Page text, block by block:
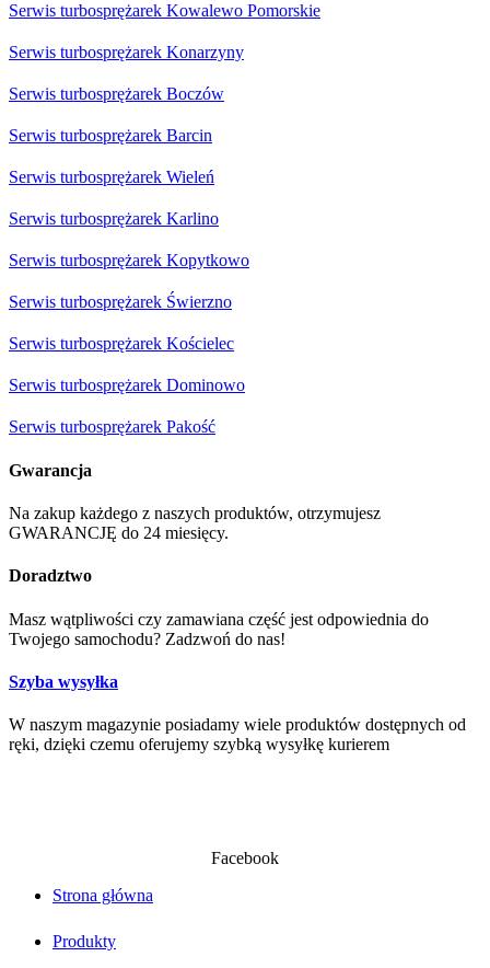
Serwis turbosprężarek Kowalewo Pomorskie
Serwis turbosprężarek Konarzyny
Serwis turbosprężarek Boczów
Serwis turbosprężarek Barcin
Serwis turbosprężarek Wieleń
Serwis turbosprężarek Karlino
Serwis turbosprężarek Kopytkowo
Serwis turbosprężarek Świerzno
Serwis turbosprężarek Kościelec
Serwis turbosprężarek Dominowo
Serwis turbosprężarek Pakość
Gwarancja
Na zakup każdego z naszych produktów, otrzymujesz
GWARANCJĘ do 24 miesięcy.
Doradztwo
Masz wątpliwości czy zamawiana część jest odpowiednia do
Twojego samochodu? Zadzwoń do nas!
Szyba wysyłka
W naszym magazynie posiadamy wiele produktów dostępnych od
ręki, dzięki czemu oferujemy szybką wysyłkę kurierem
Facebook
Strona główna
Produkty